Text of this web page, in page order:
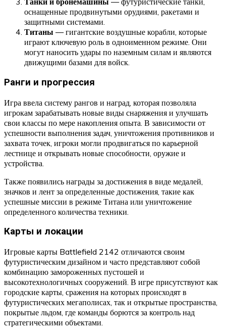
оснащенные продвинутыми орудиями, ракетами и
защитными системами.
Титаны — гигантские воздушные корабли, которые
играют ключевую роль в одноименном режиме. Они
могут наносить удары по наземным силам и являются
движущими базами для войск.
Ранги и прогрессия
Игра ввела систему рангов и наград, которая позволяла
игрокам зарабатывать новые виды снаряжения и улучшать
свои классы по мере накопления опыта. В зависимости от
успешности выполнения задач, уничтожения противников и
захвата точек, игроки могли продвигаться по карьерной
лестнице и открывать новые способности, оружие и
устройства.
Также появились награды за достижения в виде медалей,
значков и лент за определенные достижения, такие как
успешные миссии в режиме Титана или уничтожение
определенного количества техники.
Карты и локации
Игровые карты Battlefield 2142 отличаются своим
футуристическим дизайном и часто представляют собой
комбинацию замороженных пустошей и
высокотехнологичных сооружений. В игре присутствуют как
городские карты, сражения на которых происходят в
футуристических мегаполисах, так и открытые пространства,
покрытые льдом, где команды борются за контроль над
стратегическими объектами.